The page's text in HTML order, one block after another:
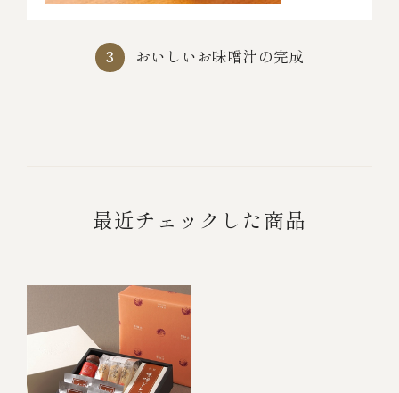
3 おいしいお味噌汁の完成
最近チェックした商品